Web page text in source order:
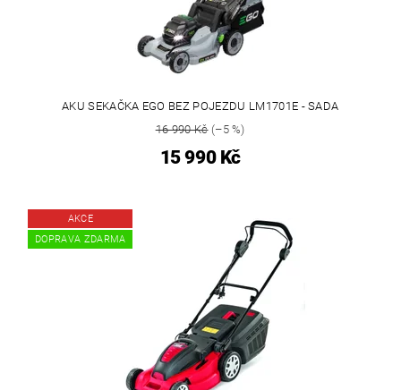
AKU SEKAČKA EGO BEZ POJEZDU LM1701E - SADA
16 990 Kč(–5 %)
15 990 Kč
AKCE
DOPRAVA ZDARMA